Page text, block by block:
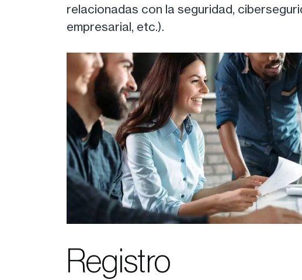
relacionadas con la seguridad,
empresarial, etc.).
Registro